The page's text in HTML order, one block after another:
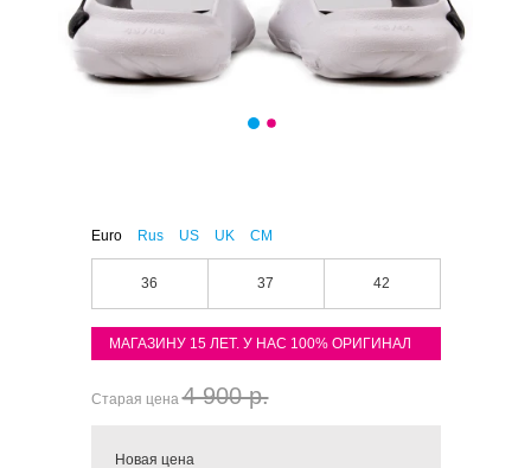
Euro Rus US UK CM
36 37 42
МАГАЗИНУ 15 ЛЕТ. У НАС 100% ОРИГИНАЛ
Старая цена4 900 р.
Новая цена